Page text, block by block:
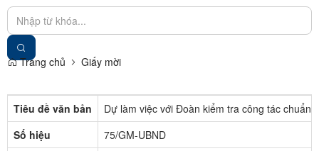
Trang chủ Giấy mời
Tiêu đề văn bản
Dự làm việc với Đoàn kiểm tra công tác chuẩn
Số hiệu
75/GM-UBND